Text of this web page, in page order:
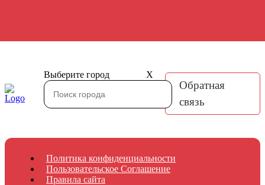
Выберите город X
Обратная
связь
Политика конфиденциальности
Пользовательское Соглашение
Правила сайта